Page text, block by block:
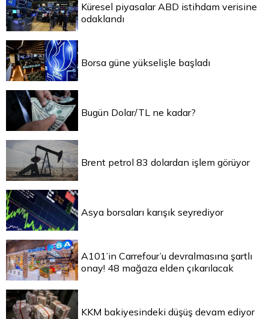
Küresel piyasalar ABD istihdam verisine
odaklandı
Borsa güne yükselişle başladı
Bugün Dolar/TL ne kadar?
Brent petrol 83 dolardan işlem görüyor
Asya borsaları karışık seyrediyor
A101’in Carrefour’u devralmasına şartlı
onay! 48 mağaza elden çıkarılacak
KKM bakiyesindeki düşüş devam ediyor